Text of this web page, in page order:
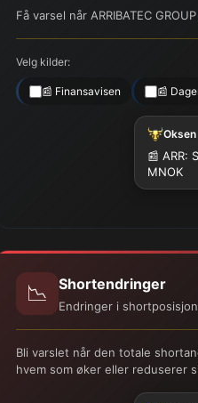
Få varsel når ARRIBATEC
Velg kilder:
📰 Finansavisen 📰
Oksen
📰 ARR:
MNOK
📉 Shortendringer
Endringer i
Bli varslet når den totale
hvem som øker eller reduserer